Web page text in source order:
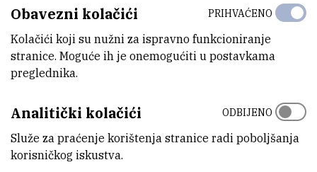
KONTAKTIRAJTE NAS
Obavezni kolačići
Kolačići koji su nužni za ispravno funkcioniranje
stranice. Moguće ih je onemogućiti u postavkama
preglednika.
PRIHVAĆENO
Analitički kolačići
Služe za praćenje korištenja stranice radi poboljšanja
korisničkog iskustva.
ODBIJENO